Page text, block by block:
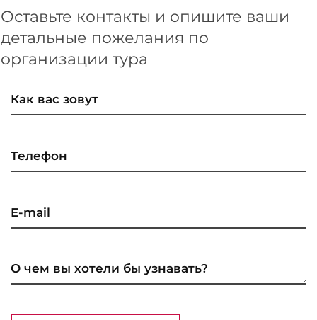
Оставьте контакты и опишите ваши
детальные пожелания по
организации тура